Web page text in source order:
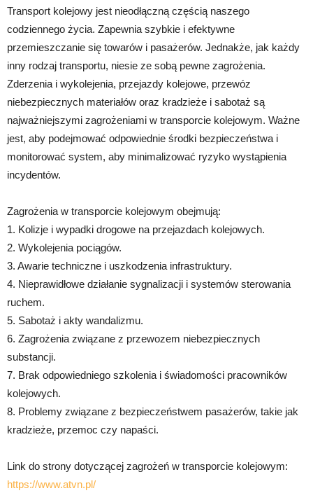
Transport kolejowy jest nieodłączną częścią naszego
codziennego życia. Zapewnia szybkie i efektywne
przemieszczanie się towarów i pasażerów. Jednakże, jak każdy
inny rodzaj transportu, niesie ze sobą pewne zagrożenia.
Zderzenia i wykolejenia, przejazdy kolejowe, przewóz
niebezpiecznych materiałów oraz kradzieże i sabotaż są
najważniejszymi zagrożeniami w transporcie kolejowym. Ważne
jest, aby podejmować odpowiednie środki bezpieczeństwa i
monitorować system, aby minimalizować ryzyko wystąpienia
incydentów.
Zagrożenia w transporcie kolejowym obejmują:
1. Kolizje i wypadki drogowe na przejazdach kolejowych.
2. Wykolejenia pociągów.
3. Awarie techniczne i uszkodzenia infrastruktury.
4. Nieprawidłowe działanie sygnalizacji i systemów sterowania
ruchem.
5. Sabotaż i akty wandalizmu.
6. Zagrożenia związane z przewozem niebezpiecznych
substancji.
7. Brak odpowiedniego szkolenia i świadomości pracowników
kolejowych.
8. Problemy związane z bezpieczeństwem pasażerów, takie jak
kradzieże, przemoc czy napaści.
Link do strony dotyczącej zagrożeń w transporcie kolejowym:
https://www.atvn.pl/